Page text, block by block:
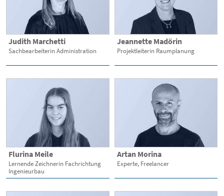
Judith Marchetti
Sachbearbeiterin Administration
Jeannette Madörin
Projektleiterin Raumplanung
Flurina Meile
Lernende Zeichnerin Fachrichtung
Ingenieurbau
Artan Morina
Experte, Freelancer